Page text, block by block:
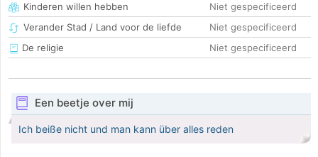
Kinderen willen hebben
Niet gespecificeerd
Verander Stad / Land voor de liefde
Niet gespecificeerd
De religie
Niet gespecificeerd
Een beetje over mij
Ich beiße nicht und man kann über alles reden